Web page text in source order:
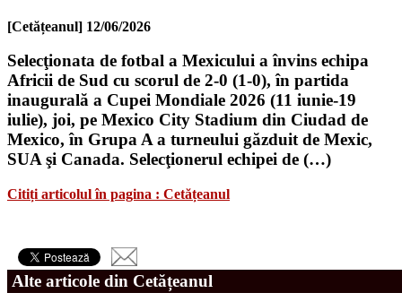
[Cetățeanul] 12/06/2026
Selecţionata de fotbal a Mexicului a învins echipa
Africii de Sud cu scorul de 2-0 (1-0), în partida
inaugurală a Cupei Mondiale 2026 (11 iunie-19
iulie), joi, pe Mexico City Stadium din Ciudad de
Mexico, în Grupa A a turneului găzduit de Mexic,
SUA şi Canada. Selecţionerul echipei de (…)
Citiți articolul în pagina : Cetățeanul
Alte articole din Cetățeanul